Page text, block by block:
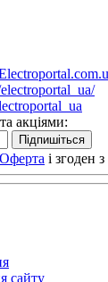
акціями:
Підпишіться
і згоден
сайту